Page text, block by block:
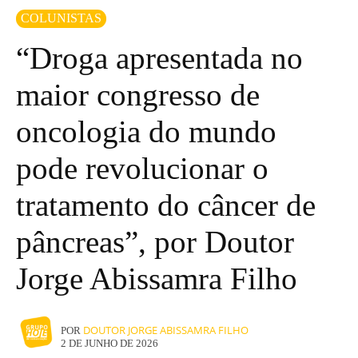
COLUNISTAS
“Droga apresentada no
maior congresso de
oncologia do mundo
pode revolucionar o
tratamento do câncer de
pâncreas”, por Doutor
Jorge Abissamra Filho
POR DOUTOR JORGE ABISSAMRA FILHO
2 DE JUNHO DE 2026